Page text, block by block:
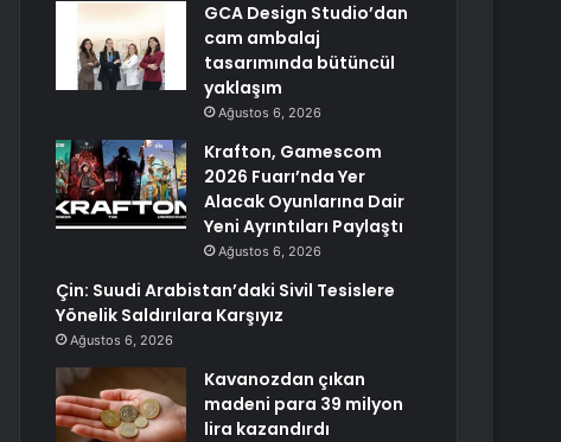
GCA Design Studio’dan
cam ambalaj
tasarımında bütüncül
yaklaşım
Ağustos 6, 2026
Krafton, Gamescom
2026 Fuarı’nda Yer
Alacak Oyunlarına Dair
Yeni Ayrıntıları Paylaştı
Ağustos 6, 2026
Çin: Suudi Arabistan’daki Sivil Tesislere
Yönelik Saldırılara Karşıyız
Ağustos 6, 2026
Kavanozdan çıkan
madeni para 39 milyon
lira kazandırdı